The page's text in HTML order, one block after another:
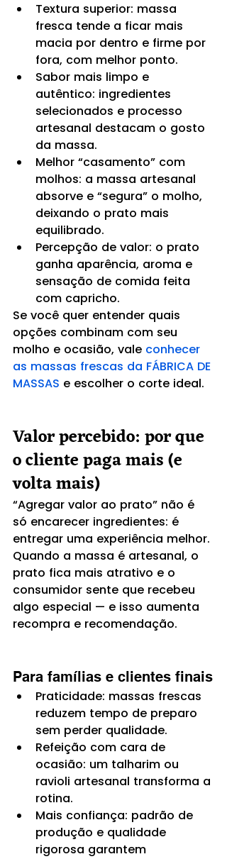
Textura superior: massa
fresca tende a ficar mais
macia por dentro e firme por
fora, com melhor ponto.
Sabor mais limpo e
autêntico: ingredientes
selecionados e processo
artesanal destacam o gosto
da massa.
Melhor “casamento” com
molhos: a massa artesanal
absorve e “segura” o molho,
deixando o prato mais
equilibrado.
Percepção de valor: o prato
ganha aparência, aroma e
sensação de comida feita
com capricho.
Se você quer entender quais
opções combinam com seu
molho e ocasião, vale conhecer
as massas frescas da FÁBRICA DE
MASSAS e escolher o corte ideal.
Valor percebido: por que
o cliente paga mais (e
volta mais)
“Agregar valor ao prato” não é
só encarecer ingredientes: é
entregar uma experiência melhor.
Quando a massa é artesanal, o
prato fica mais atrativo e o
consumidor sente que recebeu
algo especial — e isso aumenta
recompra e recomendação.
Para famílias e clientes finais
Praticidade: massas frescas
reduzem tempo de preparo
sem perder qualidade.
Refeição com cara de
ocasião: um talharim ou
ravioli artesanal transforma a
rotina.
Mais confiança: padrão de
produção e qualidade
rigorosa garantem